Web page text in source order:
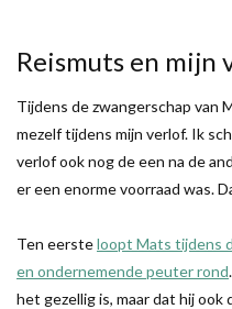
Reismuts en mijn
Tijdens de zwangerschap van
mezelf tijdens mijn verlof. Ik
verlof ook nog de een na de
er een enorme voorraad was.
Ten eersteloopt Mats tijdens
en ondernemende peuter rond
het gezellig is, maar dat hij